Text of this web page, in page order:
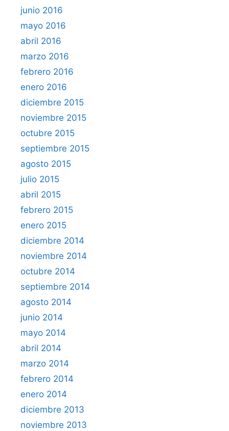
junio 2016
mayo 2016
abril 2016
marzo 2016
febrero 2016
enero 2016
diciembre 2015
noviembre 2015
octubre 2015
septiembre 2015
agosto 2015
julio 2015
abril 2015
febrero 2015
enero 2015
diciembre 2014
noviembre 2014
octubre 2014
septiembre 2014
agosto 2014
junio 2014
mayo 2014
abril 2014
marzo 2014
febrero 2014
enero 2014
diciembre 2013
noviembre 2013